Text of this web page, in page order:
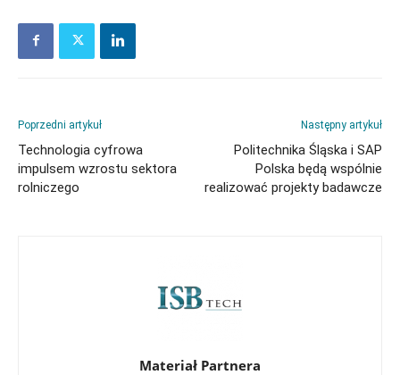
Poprzedni artykuł
Technologia cyfrowa
impulsem wzrostu sektora
rolniczego
Następny artykuł
Politechnika Śląska i SAP
Polska będą wspólnie
realizować projekty badawcze
Materiał Partnera